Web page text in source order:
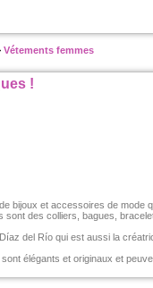
Vétements femmes
!
bijoux et accessoires de mode
sont des colliers, bagues,
del Río qui est aussi la
élégants et originaux et